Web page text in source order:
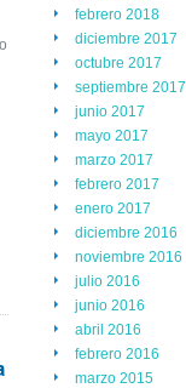
febrero 2018
diciembre 2017
octubre 2017
septiembre 2017
junio 2017
mayo 2017
marzo 2017
febrero 2017
enero 2017
diciembre 2016
noviembre 2016
julio 2016
junio 2016
abril 2016
febrero 2016
marzo 2015